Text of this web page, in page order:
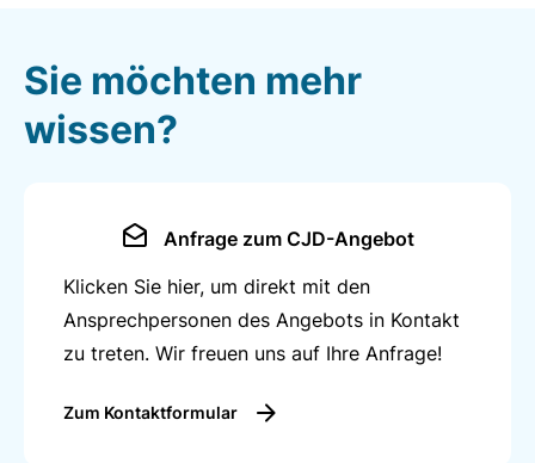
Sie möchten mehr
wissen?
Anfrage zum CJD-Angebot
Klicken Sie hier, um direkt mit den
Ansprechpersonen des Angebots in Kontakt
zu treten. Wir freuen uns auf Ihre Anfrage!
Zum Kontaktformular